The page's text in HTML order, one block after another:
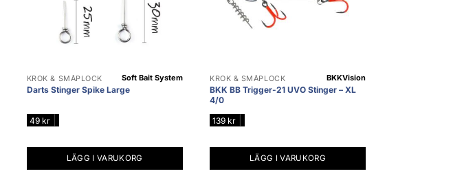
KROK & SMÅPLOCK
Darts Stinger Spike Large
Soft Bait System
49 kr|
LÄGG I VARUKORG
KROK & SMÅPLOCK
BKK BB Trigger-21 UVO Stinger – XL
4/0
BKKVision
139 kr
LÄGG I VARUKORG